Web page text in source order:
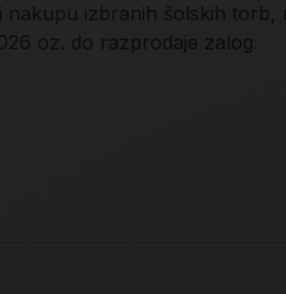
nakupu izbranih šolskih torb,
oz. do razprodaje zalog.